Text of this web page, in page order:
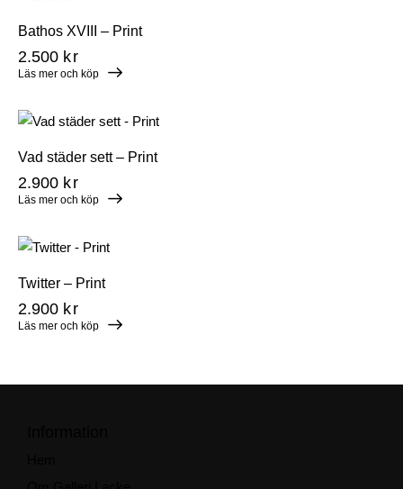
Bathos XVIII – Print
2.500 kr
Läs mer och köp
Vad städer sett – Print
2.900 kr
Läs mer och köp
Twitter – Print
2.900 kr
Läs mer och köp